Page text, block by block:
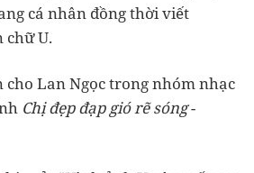
cá nhân đồng thời viết
chữ U.
cho Lan Ngọc trong nhóm nhạc
Chị đẹp đạp gió rẽ sóng-